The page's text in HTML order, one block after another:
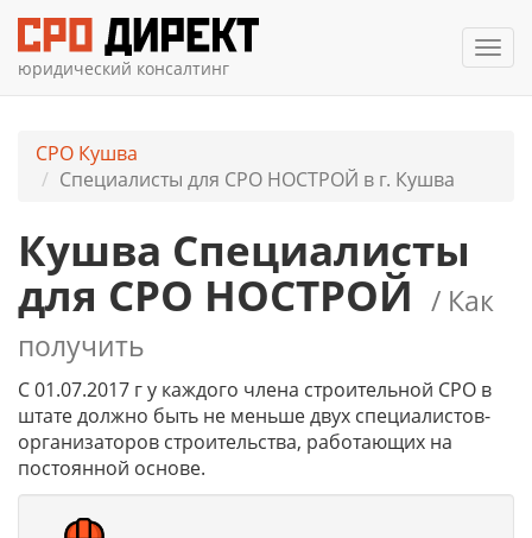
юридический консалтинг
СРО Кушва
Специалисты для СРО НОСТРОЙ в г. Кушва
Кушва Специалисты
для СРО НОСТРОЙ / Как
получить
С 01.07.2017 г у каждого члена строительной СРО в
штате должно быть не меньше двух специалистов-
организаторов строительства, работающих на
постоянной основе.